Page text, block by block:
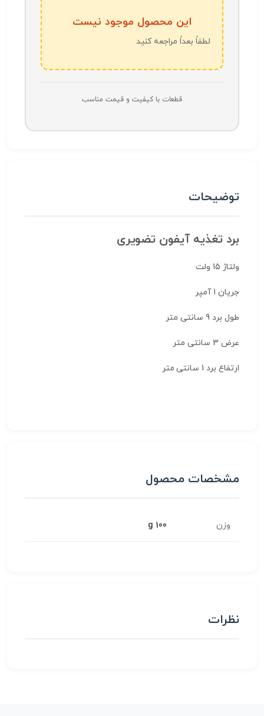
این محصول موجود نیست
لطفاً بعداً مراجعه کنید
قطعات با کیفیت و قیمت مناسب
توضیحات
برد تغذیه آیفون تضویری
ولتاژ 15 ولت
جریان 1 آمپر
طول برد 9 سانتی متر
عرض 3 سانتی متر
ارتفاع برد 1 سانتی متر
مشخصات محصول
وزن 100 g
نظرات